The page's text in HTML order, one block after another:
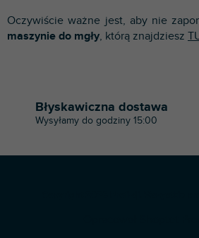
Oczywiście ważne jest, aby nie
maszynie do mgły, którą znajdziesz
Błyskawiczna dostawa
Wysyłamy do godziny 15:00